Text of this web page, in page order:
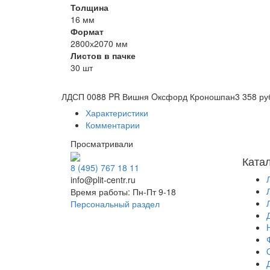
Толщина
16 мм
Формат
2800х2070 мм
Листов в пачке
30 шт
ЛДСП 0088 PR Вишня Oксфорд Кроношпан3 358
Характеристики
Комментарии
Просматривали
8 (495) 767 18 11
info@plit-centr.ru
Время работы: Пн-Пт 9-18
Персональный раздел